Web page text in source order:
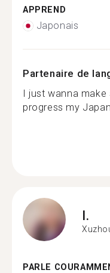
APPREND
Japonais
Partenaire de
I just wanna
progress my
I.
PARLE